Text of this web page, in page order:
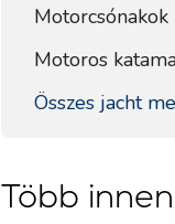
Motorcsónakok
Motoros
Összes jacht
Több